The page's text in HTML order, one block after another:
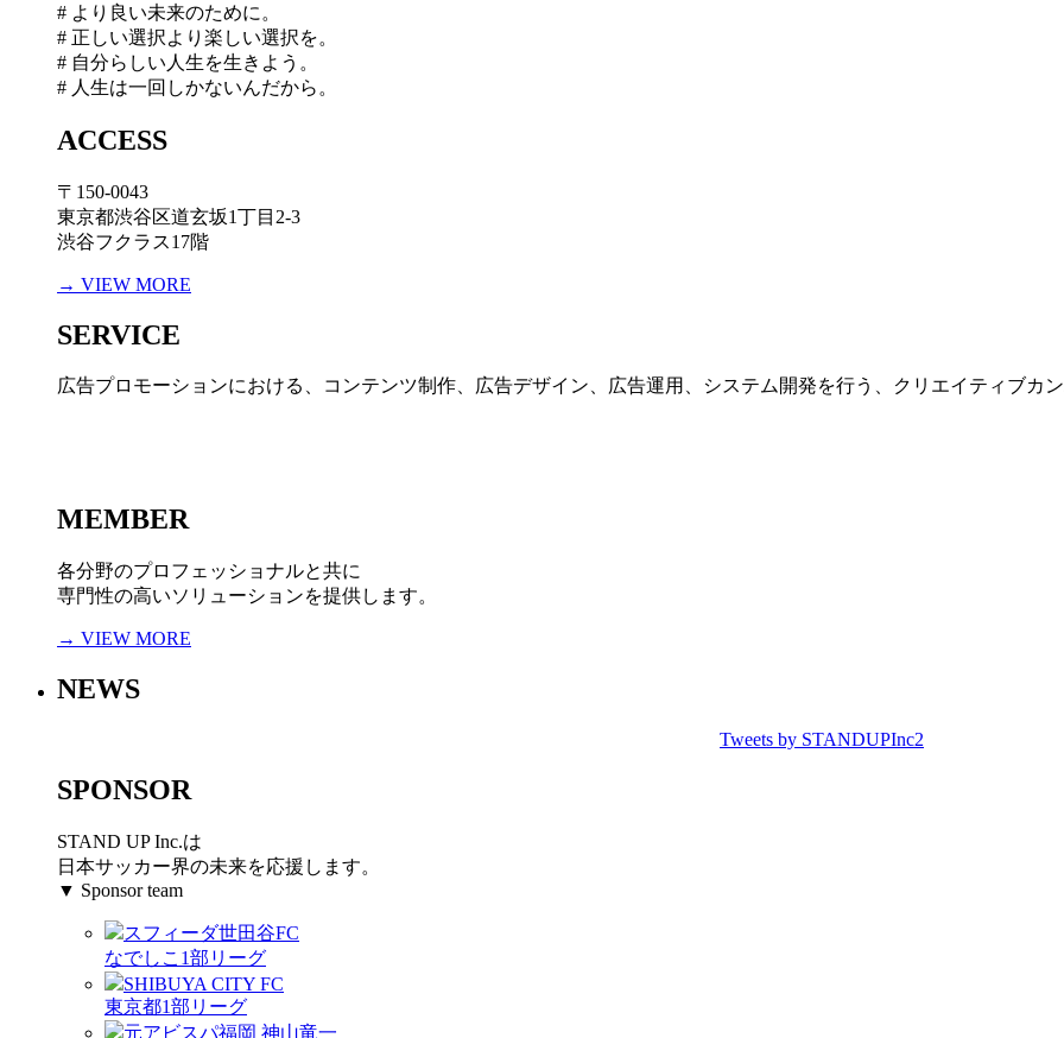
# より良い未来のために。
# 正しい選択より楽しい選択を。
# 自分らしい人生を生きよう。
# 人生は一回しかないんだから。
ACCESS
〒150-0043
東京都渋谷区道玄坂1丁目2-3
渋谷フクラス17階
→ VIEW MORE
SERVICE
広告プロモーションにおける、コンテンツ制作、広告デザイン、広告運用、システム開発を行う、 クリエイティブカ
MEMBER
各分野のプロフェッショナルと共に
専門性の高いソリューションを提供します。
→ VIEW MORE
NEWS
Tweets by STANDUPInc2
SPONSOR
STAND UP Inc.は
日本サッカー界の未来を応援します。
▼ Sponsor team
スフィーダ世田谷FC
なでしこ1部リーグ
SHIBUYA CITY FC
東京都1部リーグ
元アビスパ福岡 神山竜一